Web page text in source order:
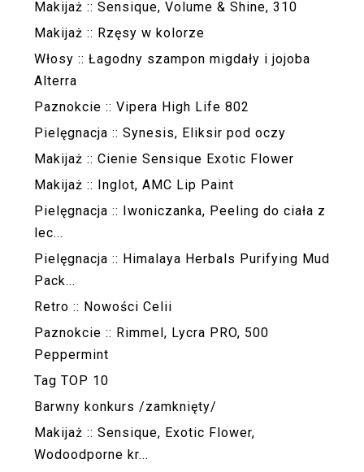
Makijaż :: Sensique, Volume & Shine, 310
Makijaż :: Rzęsy w kolorze
Włosy :: Łagodny szampon migdały i jojoba
Alterra
Paznokcie :: Vipera High Life 802
Pielęgnacja :: Synesis, Eliksir pod oczy
Makijaż :: Cienie Sensique Exotic Flower
Makijaż :: Inglot, AMC Lip Paint
Pielęgnacja :: Iwoniczanka, Peeling do ciała z
lec...
Pielęgnacja :: Himalaya Herbals Purifying Mud
Pack...
Retro :: Nowości Celii
Paznokcie :: Rimmel, Lycra PRO, 500
Peppermint
Tag TOP 10
Barwny konkurs /zamknięty/
Makijaż :: Sensique, Exotic Flower,
Wodoodporne kr...